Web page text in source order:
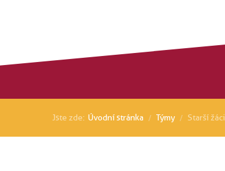
Jste zde: Úvodní stránka Týmy Starší žáci